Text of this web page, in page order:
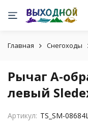
Главная Снегоходы
Рычаг А-
левый
Артикул: TS_SM-